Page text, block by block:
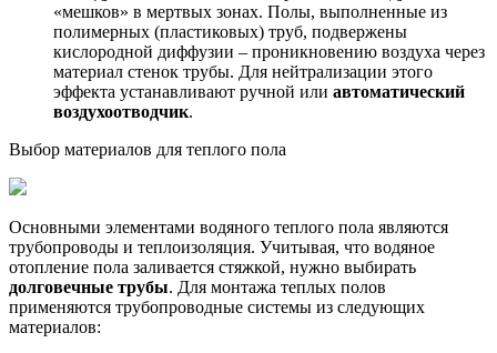
«мешков» в мертвых зонах. Полы, выполненные из
полимерных (пластиковых) труб, подвержены
кислородной диффузии – проникновению воздуха через
материал стенок трубы. Для нейтрализации этого
эффекта устанавливают ручной или автоматический
воздухоотводчик.
Выбор материалов для теплого пола
Основными элементами водяного теплого пола являются
трубопроводы и теплоизоляция. Учитывая, что водяное
отопление пола заливается стяжкой, нужно выбирать
долговечные трубы. Для монтажа теплых полов
применяются трубопроводные системы из следующих
материалов: